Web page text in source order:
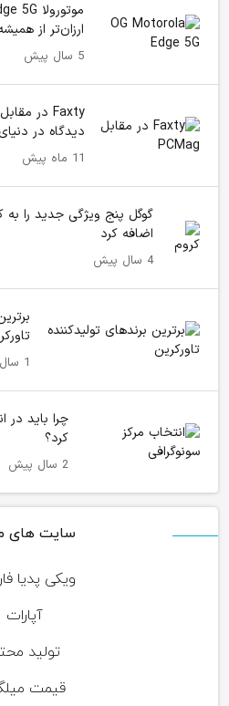
ارزان‌تر از
5 سال پیش
دیدگاه در
11 ماه پیش
گوگل پنج ویژگی جدید را به
اضافه کرد
4 سال پیش
1 سال پیش
چرا باید در
کرد؟
2 سال پیش
سایت های
ویکی پدیا
آپارات
تولید
قیمت